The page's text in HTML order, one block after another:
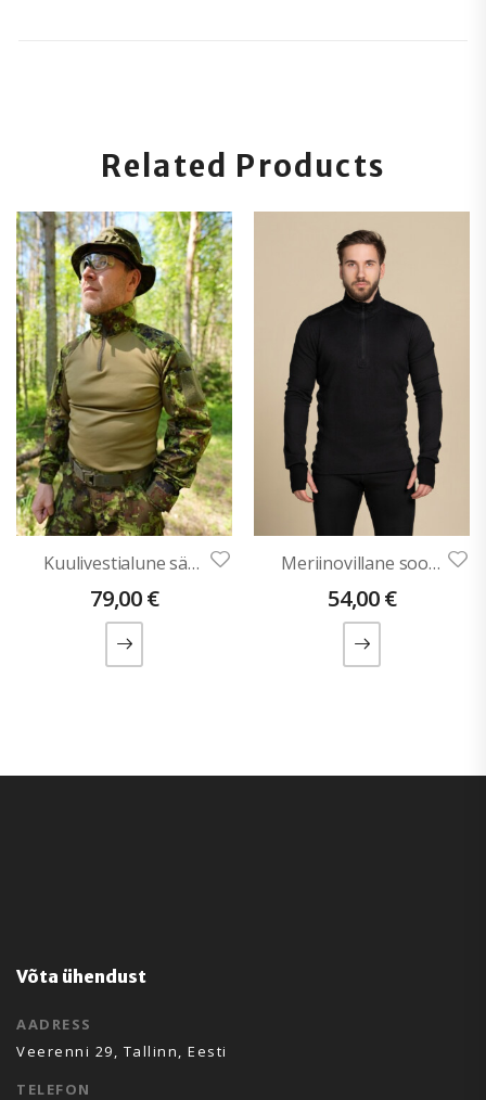
Related Products
Kuulivestialune särk AUREL (Deltast)
79,00€
Meriinovillane soojapesu särk AAGO (unisex)
54,00€
Võta ühendust
AADRESS
Veerenni 29, Tallinn, Eesti
TELEFON